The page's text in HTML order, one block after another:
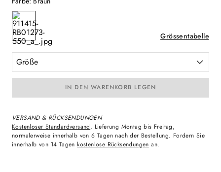
Grössentabelle
Größe
IN DEN WARENKORB LEGEN
VERSAND & RÜCKSENDUNGEN
Kostenloser Standardversand, Lieferung Montag bis Freitag,
normalerweise innerhalb von 6 Tagen nach der Bestellung. Fordern Sie
innerhalb von 14 Tagenkostenlose Rücksendungen an.